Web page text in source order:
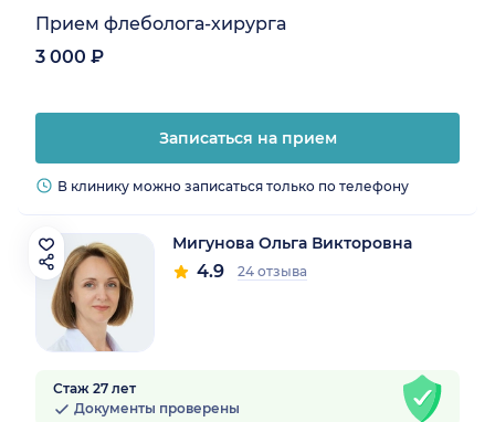
Прием флеболога-хирурга
3 000 ₽
Записаться на прием
В клинику можно записаться только по телефону
Мигунова Ольга Викторовна
4.9 24 отзыва
Стаж 27 лет
Документы проверены